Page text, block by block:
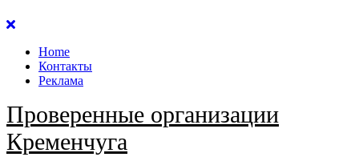
Перейти
содержанию
Home
Контакты
Реклама
Проверенные организации
Кременчуга